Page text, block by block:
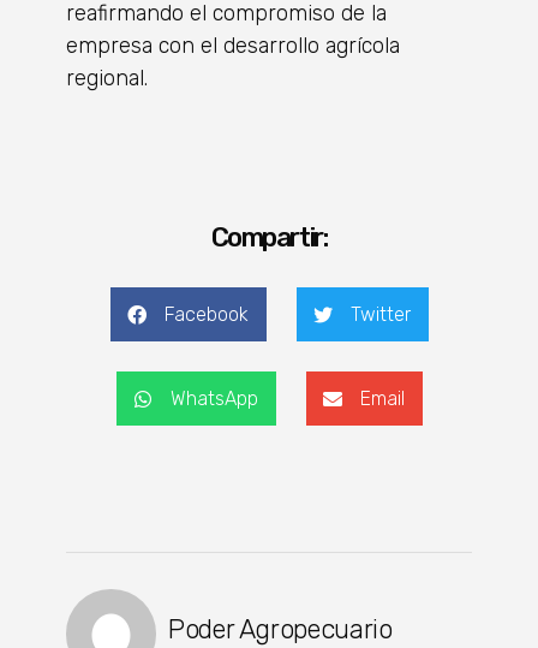
reafirmando el compromiso de la
empresa con el desarrollo agrícola
regional.
Compartir:
Facebook Twitter
WhatsApp Email
Poder Agropecuario